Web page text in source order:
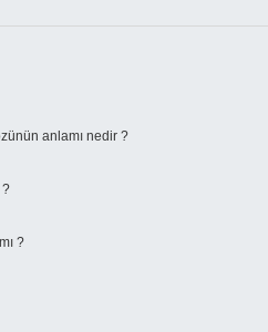
anlamı nedir ?
?
?